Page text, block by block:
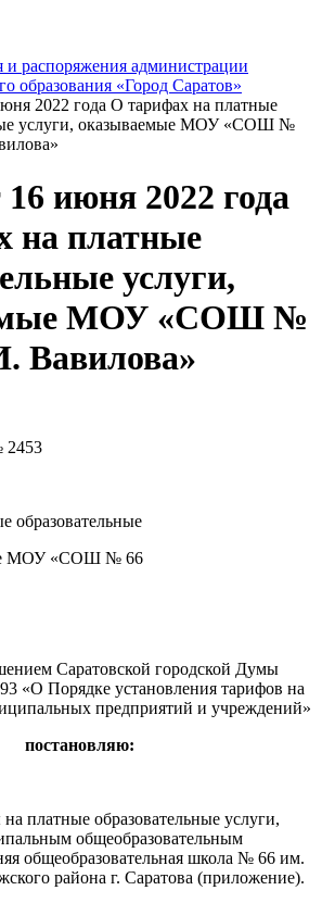
и распоряжения администрации
образования «Город Саратов»
2022 года О тарифах на платные
услуги, оказываемые МОУ «СОШ №
июня 2022 года
на платные
услуги,
МОУ «СОШ №
Вавилова»
2453
образовательные
МОУ «СОШ № 66
Саратовской городской Думы
«О Порядке установления тарифов на
предприятий и учреждений»
постановляю:
платные образовательные услуги,
общеобразовательным
общеобразовательная школа № 66 им.
района г. Саратова (приложение).